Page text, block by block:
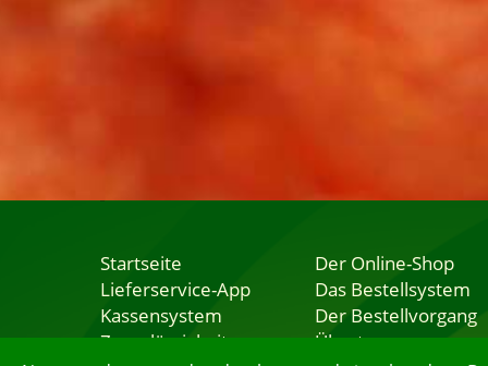
Startseite
Lieferservice-App
Kassensystem
Zuverlässigkeit
Der Online-Shop
Das Bestellsystem
Der Bestellvorgang
Übertragung